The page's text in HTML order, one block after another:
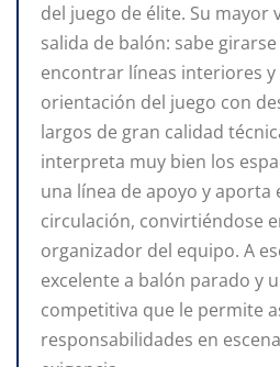
del juego de élite. Su mayor
salida de balón: sabe
encontrar líneas interiores y
orientación del juego con
largos de gran calidad
interpreta muy bien los
una línea de apoyo y aporta
circulación, convirtiéndose
organizador del equipo. A
excelente a balón parado y
competitiva que le permite
responsabilidades en